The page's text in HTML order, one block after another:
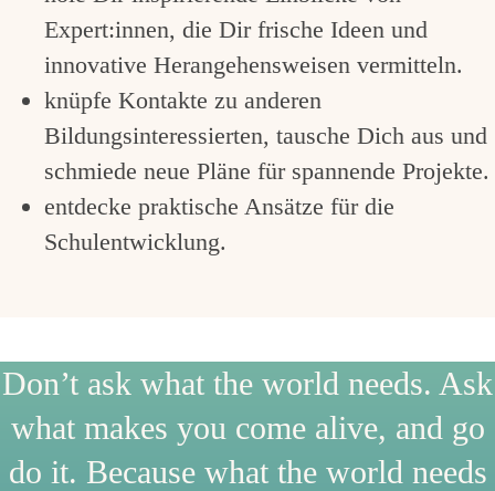
Expert:innen, die Dir frische Ideen und
innovative Herangehensweisen vermitteln.
knüpfe Kontakte zu anderen
Bildungsinteressierten, tausche Dich aus und
schmiede neue Pläne für spannende Projekte.
entdecke praktische Ansätze für die
Schulentwicklung.
Don’t ask what the world needs. Ask
what makes you come alive, and go
do it. Because what the world needs